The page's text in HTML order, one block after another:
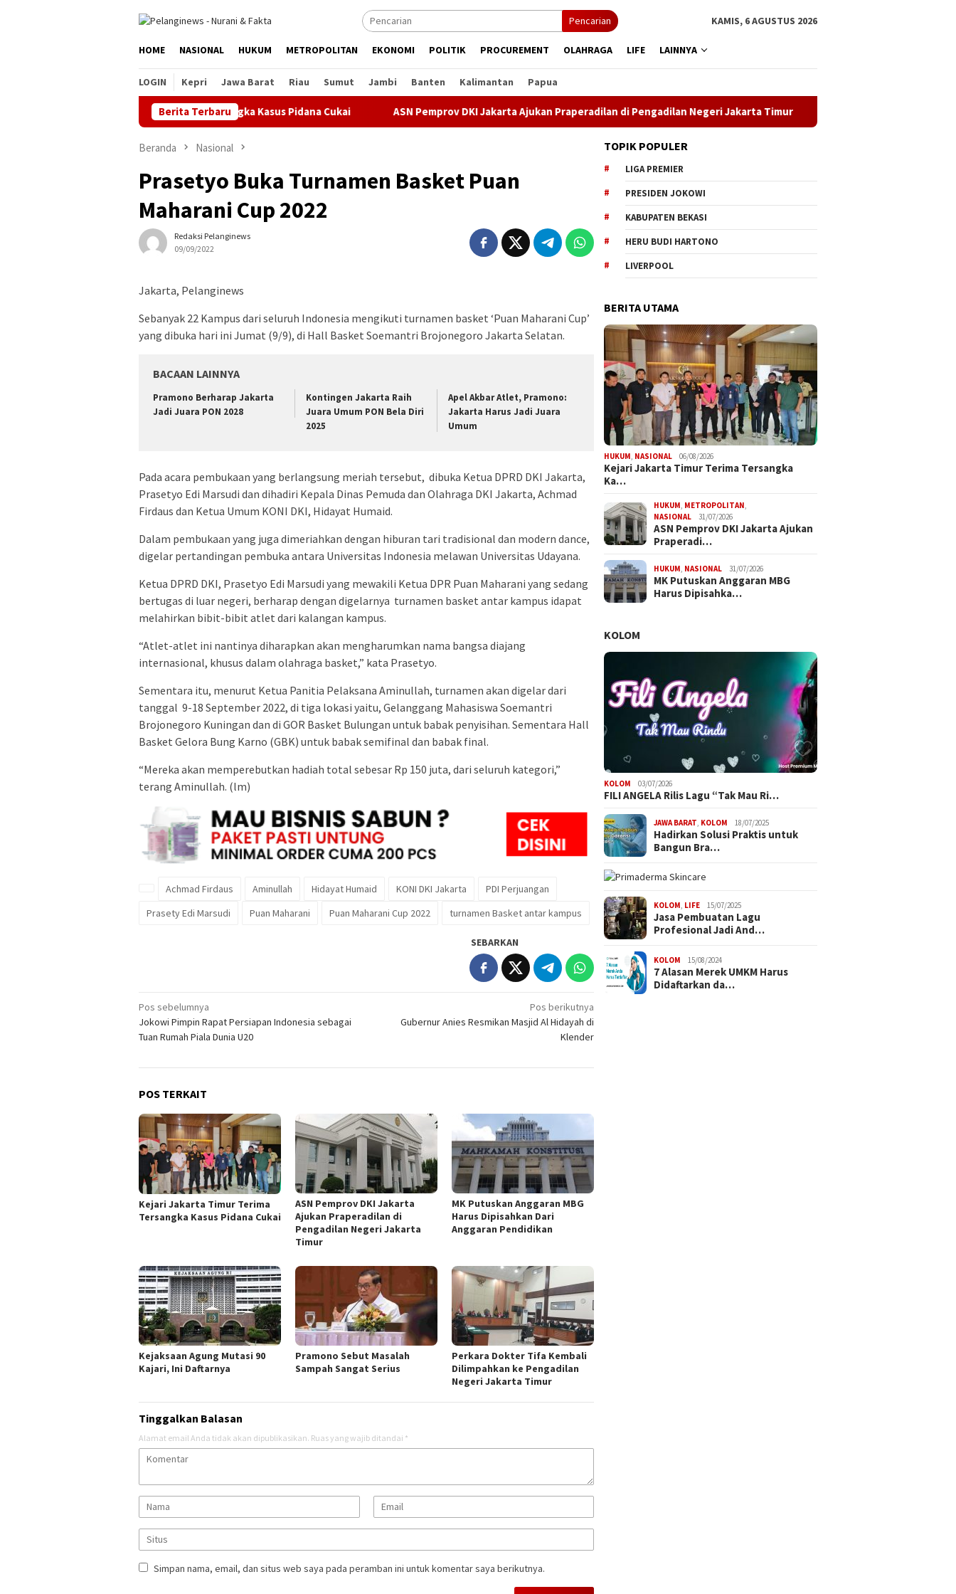
Pencarian KAMIS, 6 AGUSTUS 2026
HOME NASIONAL HUKUM METROPOLITAN EKONOMI POLITIK PROCUREMENT OLAHRAGA LIFE LAINNYA
LOGIN Kepri Jawa Barat Riau Sumut Jambi Banten Kalimantan Papua
Berita Terbaru
Kejari Jakarta Timur Terima Tersangka Kasus Pidana Cukai ASN Pemprov DKI Jakarta Ajukan Praperadilan di Pengadilan Negeri Jakarta Timur
Beranda Nasional
Prasetyo Buka Turnamen Basket Puan
Maharani Cup 2022
Redaksi Pelanginews
09/09/2022
Jakarta, Pelanginews
Sebanyak 22 Kampus dari seluruh Indonesia mengikuti turnamen basket ‘Puan Maharani Cup’
yang dibuka hari ini Jumat (9/9), di Hall Basket Soemantri Brojonegoro Jakarta Selatan.
BACAAN LAINNYA
Pramono Berharap Jakarta
Jadi Juara PON 2028
Kontingen Jakarta Raih
Juara Umum PON Bela Diri
2025
Apel Akbar Atlet, Pramono:
Jakarta Harus Jadi Juara
Umum
Pada acara pembukaan yang berlangsung meriah tersebut, dibuka Ketua DPRD DKI Jakarta,
Prasetyo Edi Marsudi dan dihadiri Kepala Dinas Pemuda dan Olahraga DKI Jakarta, Achmad
Firdaus dan Ketua Umum KONI DKI, Hidayat Humaid.
Dalam pembukaan yang juga dimeriahkan dengan hiburan tari tradisional dan modern dance,
digelar pertandingan pembuka antara Universitas Indonesia melawan Universitas Udayana.
Ketua DPRD DKI, Prasetyo Edi Marsudi yang mewakili Ketua DPR Puan Maharani yang sedang
bertugas di luar negeri, berharap dengan digelarnya turnamen basket antar kampus idapat
melahirkan bibit-bibit atlet dari kalangan kampus.
“Atlet-atlet ini nantinya diharapkan akan mengharumkan nama bangsa diajang
internasional, khusus dalam olahraga basket,” kata Prasetyo.
Sementara itu, menurut Ketua Panitia Pelaksana Aminullah, turnamen akan digelar dari
tanggal 9-18 September 2022, di tiga lokasi yaitu, Gelanggang Mahasiswa Soemantri
Brojonegoro Kuningan dan di GOR Basket Bulungan untuk babak penyisihan. Sementara Hall
Basket Gelora Bung Karno (GBK) untuk babak semifinal dan babak final.
“Mereka akan memperebutkan hadiah total sebesar Rp 150 juta, dari seluruh kategori,”
terang Aminullah. (lm)
Achmad Firdaus Aminullah Hidayat Humaid KONI DKI Jakarta
PDI Perjuangan
Prasety Edi Marsudi
Puan Maharani Puan Maharani Cup 2022 turnamen Basket antar kampus
SEBARKAN
Navigasi
pos
Pos sebelumnya
Jokowi Pimpin Rapat Persiapan Indonesia sebagai
Tuan Rumah Piala Dunia U20
Pos berikutnya
Gubernur Anies Resmikan Masjid Al Hidayah di
Klender
POS TERKAIT
Kejari Jakarta Timur Terima
Tersangka Kasus Pidana Cukai
ASN Pemprov DKI Jakarta
Ajukan Praperadilan di
Pengadilan Negeri Jakarta
Timur
MK Putuskan Anggaran MBG
Harus Dipisahkan Dari
Anggaran Pendidikan
Kejaksaan Agung Mutasi 90
Kajari, Ini Daftarnya
Pramono Sebut Masalah
Sampah Sangat Serius
Perkara Dokter Tifa Kembali
Dilimpahkan ke Pengadilan
Negeri Jakarta Timur
Tinggalkan Balasan
Alamat email Anda tidak akan dipublikasikan. Ruas yang wajib ditandai *
Simpan nama, email, dan situs web saya pada peramban ini untuk komentar saya berikutnya.
TOPIK POPULER
LIGA PREMIER
PRESIDEN JOKOWI
KABUPATEN BEKASI
HERU BUDI HARTONO
LIVERPOOL
BERITA UTAMA
HUKUM NASIONAL 06/08/2026
Kejari Jakarta Timur Terima Tersangka
Ka…
HUKUM METROPOLITAN
NASIONAL
31/07/2026
ASN Pemprov DKI Jakarta Ajukan
Praperadi…
HUKUM NASIONAL 31/07/2026
MK Putuskan Anggaran MBG
Harus Dipisahka…
KOLOM
KOLOM 03/07/2026
FILI ANGELA Rilis Lagu “Tak Mau Ri…
JAWA BARAT KOLOM 18/07/2025
Hadirkan Solusi Praktis untuk
Bangun Bra…
KOLOM LIFE 15/07/2025
Jasa Pembuatan Lagu
Profesional Jadi And…
KOLOM 15/08/2024
7 Alasan Merek UMKM Harus
Didaftarkan da…